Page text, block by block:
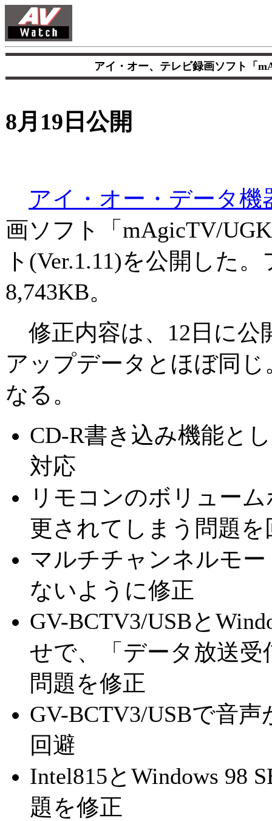
アイ・オー、テレビ録画ソフト「
8月19日公開
アイ・オー・データ機
画ソフト「mAgicTV/
ト(Ver.1.11)を公開した
8,743KB。
修正内容は、12日に公
アップデータとほぼ同
なる。
CD-R書き込み機能と
対応
リモコンのボリュー
更されてしまう問題を
マルチチャンネルモ
ないように修正
GV-BCTV3/USBと
せで、「データ放送
問題を修正
GV-BCTV3/USBで音
回避
Intel815とWindows 98
題を修正